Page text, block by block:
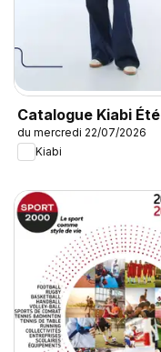
Catalogue Kiabi Été
du mercredi 22/07/2026
Kiabi